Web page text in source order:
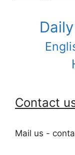
Contact
Mail us -